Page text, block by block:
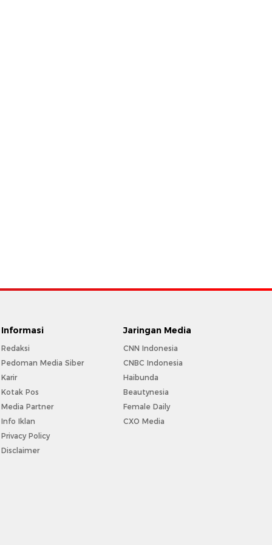
Informasi
Redaksi
Pedoman Media Siber
Karir
Kotak Pos
Media Partner
Info Iklan
Privacy Policy
Disclaimer
Jaringan Media
CNN Indonesia
CNBC Indonesia
Haibunda
Beautynesia
Female Daily
CXO Media